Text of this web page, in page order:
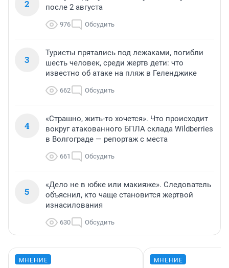
2
после 2 августа
976 Обсудить
3
Туристы прятались под лежаками, погибли
шесть человек, среди жертв дети: что
известно об атаке на пляж в Геленджике
662 Обсудить
4
«Страшно, жить-то хочется». Что происходит
вокруг атакованного БПЛА склада Wildberries
в Волгограде — репортаж с места
661 Обсудить
5
«Дело не в юбке или макияже». Следователь
объяснил, кто чаще становится жертвой
изнасилования
630 Обсудить
МНЕНИЕ МНЕНИЕ